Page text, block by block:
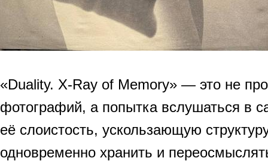
«Duality. X-Ray of Memory» — это не
фотографий, а попытка вслушаться в
её слоистость, ускользающую
одновременно хранить и